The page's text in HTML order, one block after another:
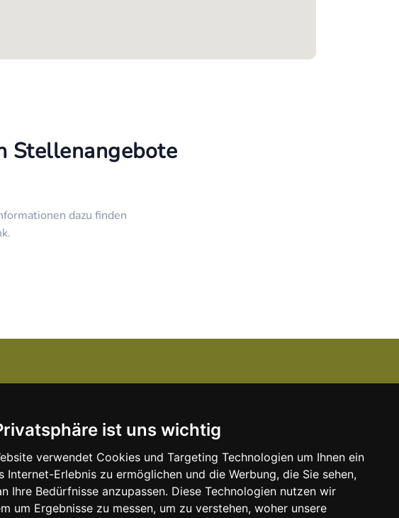
ist uns wichtig
verwendet Cookies und Targeting Technologien um Ihnen ein
Internet-Erlebnis zu ermöglichen und die Werbung, die Sie sehen,
Ihre Bedürfnisse anzupassen. Diese Technologien nutzen wir
um Ergebnisse zu messen, um zu verstehen, woher unsere
Stellenangebote
dazu finden
schalten
Pakete /
Ihrer Anzeige
Kanzlei-Job Blog
Unser Team
Unserer Dienstleistungen
Kontakt zu uns